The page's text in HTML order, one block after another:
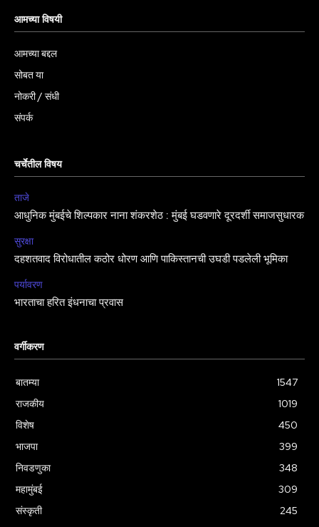
आमच्या विषयी
आमच्या बद्दल
सोबत या
नोकरी / संधी
संपर्क
चर्चेतील विषय
ताजे
आधुनिक मुंबईचे शिल्पकार नाना शंकरशेठ : मुंबई घडवणारे दूरदर्शी समाजसुधारक
सुरक्षा
दहशतवाद विरोधातील कठोर धोरण आणि पाकिस्तानची उघडी पडलेली भूमिका
पर्यावरण
भारताचा हरित इंधनाचा प्रवास
वर्गीकरण
बातम्या
1547
राजकीय
1019
विशेष
450
भाजपा
399
निवडणुका
348
महामुंबई
309
संस्कृती
245